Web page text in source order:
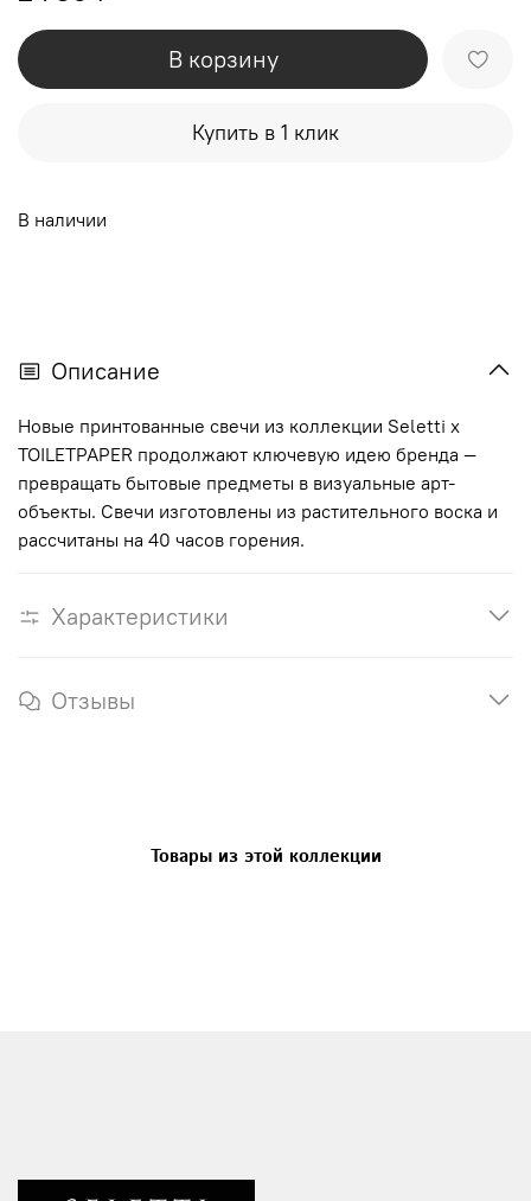
В корзину
Купить в 1 клик
В наличии
Описание
Новые принтованные свечи из коллекции Seletti x
TOILETPAPER продолжают ключевую идею бренда —
превращать бытовые предметы в визуальные арт-
объекты. Свечи изготовлены из растительного воска и
рассчитаны на 40 часов горения.
Характеристики
Отзывы
Товары из этой коллекции